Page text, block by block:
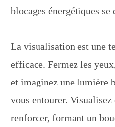
blocages énergétiques se
La visualisation est une
efficace. Fermez les
et imaginez une lumière
vous entourer. Visualisez
renforcer, formant un